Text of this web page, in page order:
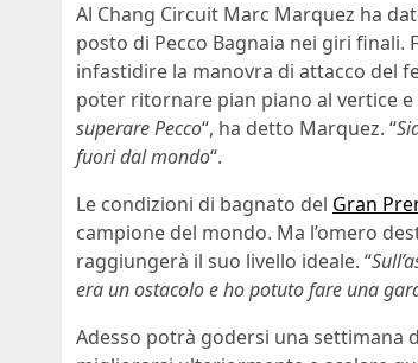
Al Chang Circuit Marc Marquez ha
posto di Pecco Bagnaia nei giri
infastidire la manovra di attacco del
poter ritornare pian piano al vertice
superare Pecco“, ha detto Marquez. “
fuori dal mondo“.
Le condizioni di bagnato del Gran
campione del mondo. Ma l’omero
raggiungerà il suo livello ideale. “
era un ostacolo e ho potuto fare una
Adesso potrà godersi una settimana